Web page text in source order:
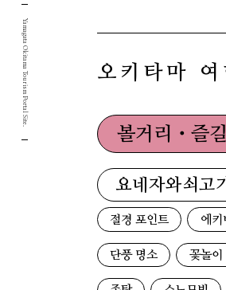
오키타마
볼거리・즐
요네자와쇠고기
절경 포인트 에키
단풍 명소 꽃놀이
Yamagata Okitama Tourism Portal Site.